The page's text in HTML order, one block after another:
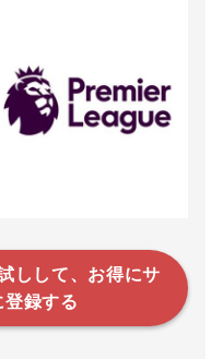
しして、お得にサ
登録する